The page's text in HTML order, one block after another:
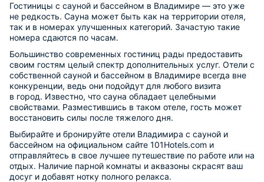
Гостиницы с сауной и бассейном в Владимире — это уже
не редкость. Сауна может быть как на территории отеля,
так и в номерах улучшенных категорий. Зачастую такие
номера сдаются по часам.
Большинство современных гостиниц рады предоставить
своим гостям целый спектр дополнительных услуг. Отели с
собственной сауной и бассейном в Владимире всегда вне
конкуренции, ведь они подойдут для любого визита
в город. Известно, что сауна обладает целебными
свойствами. Разместившись в таком отеле, гость может
восстановить силы после тяжелого дня.
Выбирайте и бронируйте отели Владимира с сауной и
бассейном на официальном сайте 101Hotels.com и
отправляйтесь в свое лучшее путешествие по работе или на
отдых. Наличие парной комнаты и аквазоны скрасят ваш
досуг и добавят нотку полного релакса.